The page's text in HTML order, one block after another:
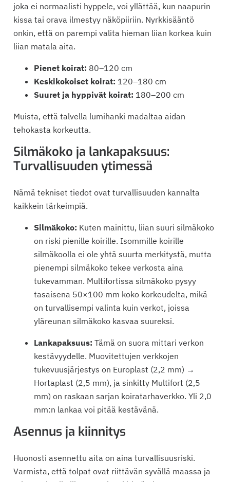
joka ei normaalisti hyppele, voi yllättää, kun naapurin
kissa tai orava ilmestyy näköpiiriin. Nyrkkisääntö
onkin, että on parempi valita hieman liian korkea kuin
liian matala aita.
Pienet koirat: 80–120 cm
Keskikokoiset koirat: 120–180 cm
Suuret ja hyppivät koirat: 180–200 cm
Muista, että talvella lumihanki madaltaa aidan
tehokasta korkeutta.
Silmäkoko ja lankapaksuus:
Turvallisuuden ytimessä
Nämä tekniset tiedot ovat turvallisuuden kannalta
kaikkein tärkeimpiä.
Silmäkoko: Kuten mainittu, liian suuri silmäkoko
on riski pienille koirille. Isommille koirille
silmäkoolla ei ole yhtä suurta merkitystä, mutta
pienempi silmäkoko tekee verkosta aina
tukevamman. Multifortissa silmäkoko pysyy
tasaisena 50×100 mm koko korkeudelta, mikä
on turvallisempi valinta kuin verkot, joissa
yläreunan silmäkoko kasvaa suureksi.
Lankapaksuus: Tämä on suora mittari verkon
kestävyydelle. Muovitettujen verkkojen
tukevuusjärjestys on Europlast (2,2 mm) →
Hortaplast (2,5 mm), ja sinkitty Multifort (2,5
mm) on raskaan sarjan koiratarhaverkko. Yli 2,0
mm:n lankaa voi pitää kestävänä.
Asennus ja kiinnitys
Huonosti asennettu aita on aina turvallisuusriski.
Varmista, että tolpat ovat riittävän syvällä maassa ja